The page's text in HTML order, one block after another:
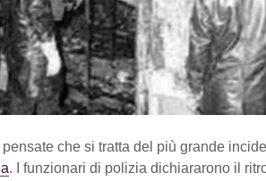
pensate che si tratta del più grande
. I funzionari di polizia dichiararono il